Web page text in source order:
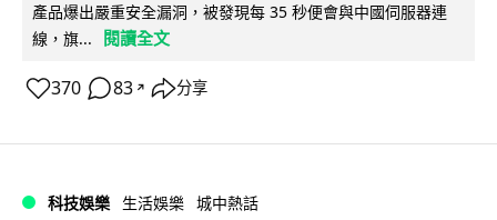
產品爆出嚴重安全漏洞，被發現每 35 秒便會與中國伺服器連
線，旗...
閱讀全文
370 83 ↗ 分享
科技娛樂 生活娛樂 城中熱話